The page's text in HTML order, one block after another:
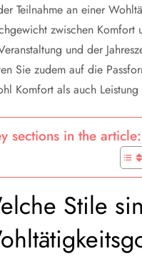
Teilnahme an einer
zwischen Komfort
und der
Sie zudem auf die
Komfort als auch
sections in the article:
Stile